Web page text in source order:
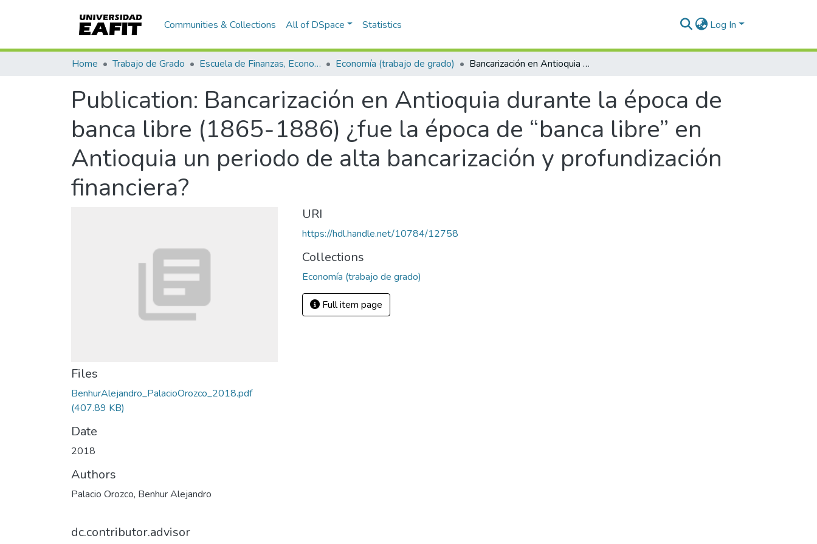
Communities & Collections All of DSpace Statistics Log In
Home Trabajo de Grado Escuela de Finanzas, Economía y Gobierno Economía (trabajo de grado) Bancarización en Antioquia durante la época de banca libre (1865-1886) ¿fue la época de “banca libre” en Antioquia un periodo de alta bancarización y profundización financiera?
Publication: Bancarización en Antioquia durante la época de
banca libre (1865-1886) ¿fue la época de “banca libre” en
Antioquia un periodo de alta bancarización y profundización
financiera?
Files
BenhurAlejandro_PalacioOrozco_2018.pdf
(407.89 KB)
Date
2018
Authors
Palacio Orozco, Benhur Alejandro
dc.contributor.advisor
URI
https://hdl.handle.net/10784/12758
Collections
Economía (trabajo de grado)
Full item page